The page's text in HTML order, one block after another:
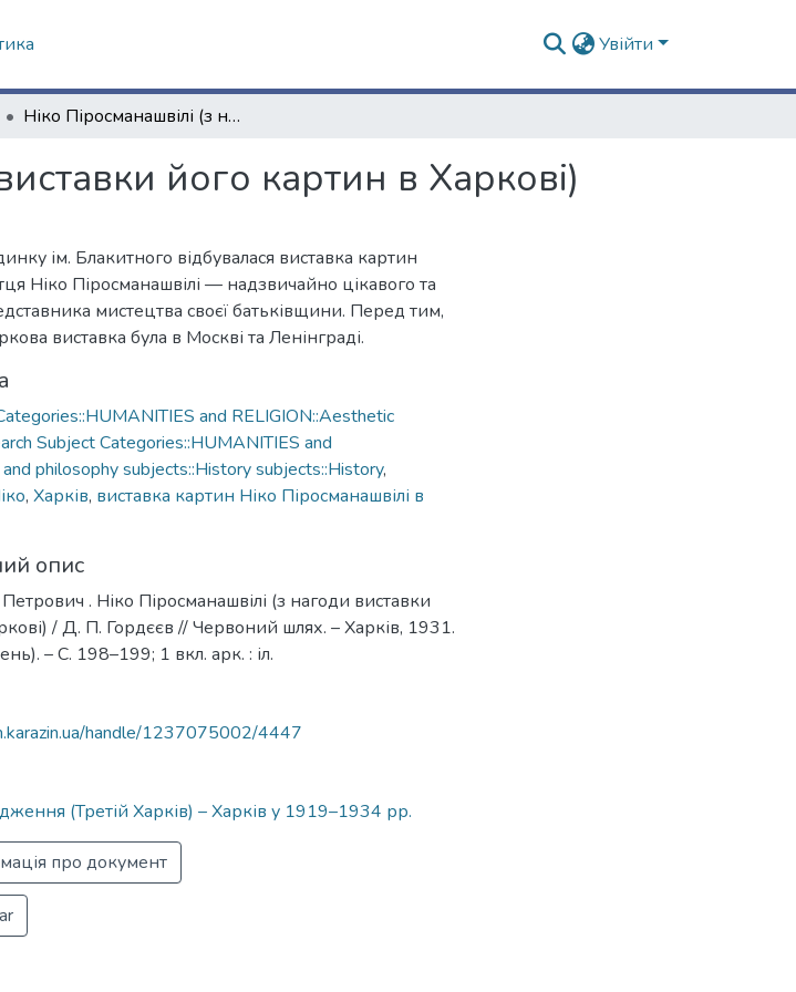
Увійти
Ніко Піросманашвілі (з нагоди виставки його картин в Харкові)
його картин в Харкові)
ім. Блакитного відбувалася виставка картин
Ніко Піросманашвілі — надзвичайно цікавого та
мистецтва своєї батьківщини. Перед тим,
виставка була в Москві та Ленінграді.
and RELIGION::Aesthetic
Subject Categories::HUMANITIES and
philosophy subjects::History subjects::History,
, Харків, виставка картин Ніко Піросманашвілі в
опис
. Ніко Піросманашвілі (з нагоди виставки
/ Д. П. Гордєєв // Червоний шлях. – Харків, 1931.
– С. 198–199; 1 вкл. арк. : іл.
handle/1237075002/4447
(Третій Харків) – Харків у 1919–1934 рр.
про документ